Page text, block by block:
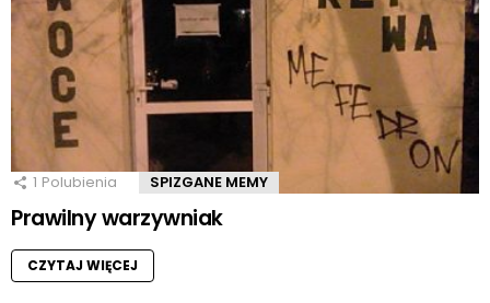
1 Polubienia SPIZGANE MEMY
Prawilny warzywniak
CZYTAJ WIĘCEJ